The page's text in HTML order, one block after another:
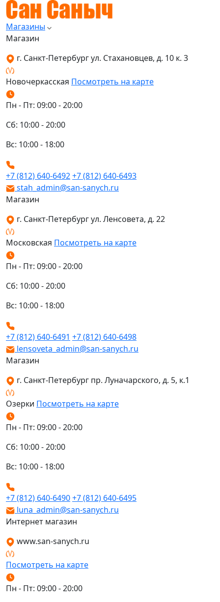
Магазины
Магазин
г. Санкт-Петербург ул. Стахановцев, д. 10 к. 3
Новочеркасская Посмотреть на карте
Пн - Пт: 09:00 - 20:00
Сб: 10:00 - 20:00
Вс: 10:00 - 18:00
+7 (812) 640-6492+7 (812) 640-6493
stah_admin@san-sanych.ru
Магазин
г. Санкт-Петербург ул. Ленсовета, д. 22
Московская Посмотреть на карте
Пн - Пт: 09:00 - 20:00
Сб: 10:00 - 20:00
Вс: 10:00 - 18:00
+7 (812) 640-6491 +7 (812) 640-6498
lensoveta_admin@san-sanych.ru
Магазин
г. Санкт-Петербург пр. Луначарского, д. 5, к.1
Озерки Посмотреть на карте
Пн - Пт: 09:00 - 20:00
Сб: 10:00 - 20:00
Вс: 10:00 - 18:00
+7 (812) 640-6490+7 (812) 640-6495
luna_admin@san-sanych.ru
Интернет магазин
www.san-sanych.ru
Посмотреть на карте
Пн - Пт: 09:00 - 20:00